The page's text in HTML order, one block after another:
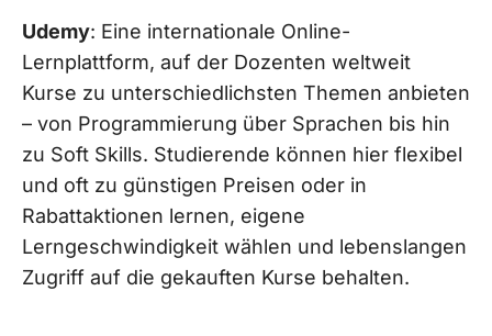
Udemy: Eine internationale Online-
Lernplattform, auf der Dozenten weltweit
Kurse zu unterschiedlichsten Themen anbieten
– von Programmierung über Sprachen bis hin
zu Soft Skills. Studierende können hier flexibel
und oft zu günstigen Preisen oder in
Rabattaktionen lernen, eigene
Lerngeschwindigkeit wählen und lebenslangen
Zugriff auf die gekauften Kurse behalten.